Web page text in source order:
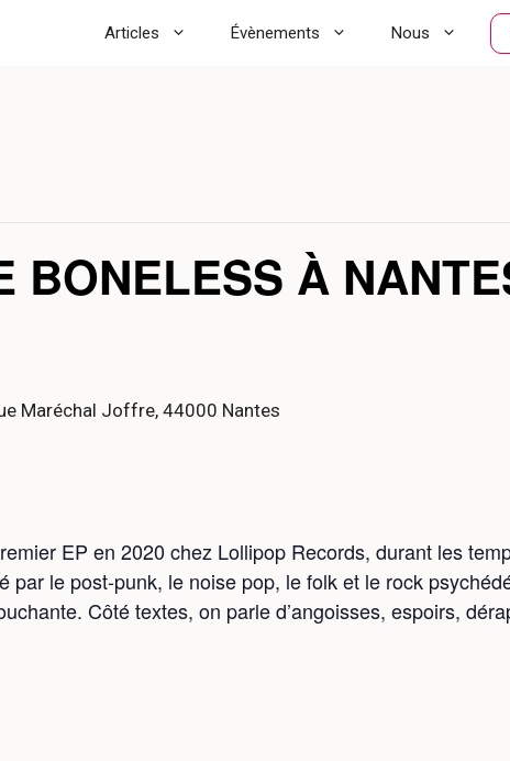
Articles Évènements Nous
BONELESS À
Maréchal Joffre, 44000 Nantes
EP en 2020 chez Lollipop Records, durant les
le post-punk, le noise pop, le folk et le rock
Côté textes, on parle d’angoisses, espoirs,